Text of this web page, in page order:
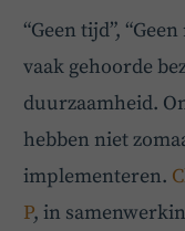
“Geen tijd”,
vaak gehoorde
duurzaamheid.
hebben niet
implementeren.
P, in